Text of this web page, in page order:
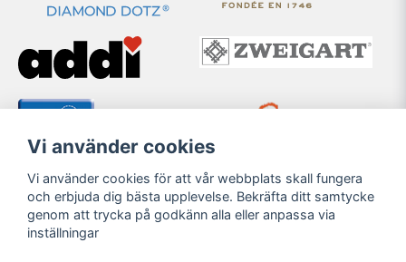
Vi använder cookies
Vi använder cookies för att vår webbplats skall fungera
och erbjuda dig bästa upplevelse. Bekräfta ditt samtycke
genom att trycka på godkänn alla eller anpassa via
inställningar